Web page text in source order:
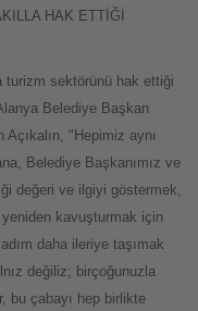
HAK ETTİĞİ
turizm sektörünü hak ettiği
Belediye Başkan
Açıkalın, "Hepimiz aynı
Belediye Başkanımız ve
değeri ve ilgiyi göstermek,
yeniden kavuşturmak için
daha ileriye taşımak
değiliz; birçoğunuzla
bu çabayı hep birlikte